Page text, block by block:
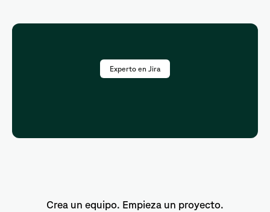
Experto en Jira
Crea un equipo. Empieza un proyecto.